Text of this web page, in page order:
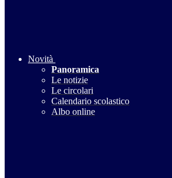
Novità
Panoramica
Le notizie
Le circolari
Calendario scolastico
Albo online